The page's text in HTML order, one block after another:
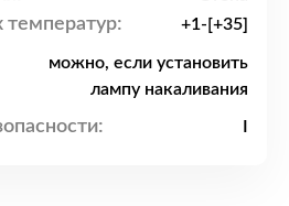
температур: +1-[+35]
можно, если установить
лампу накаливания